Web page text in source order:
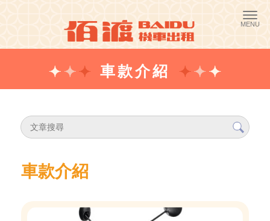
車款介紹
車款介紹